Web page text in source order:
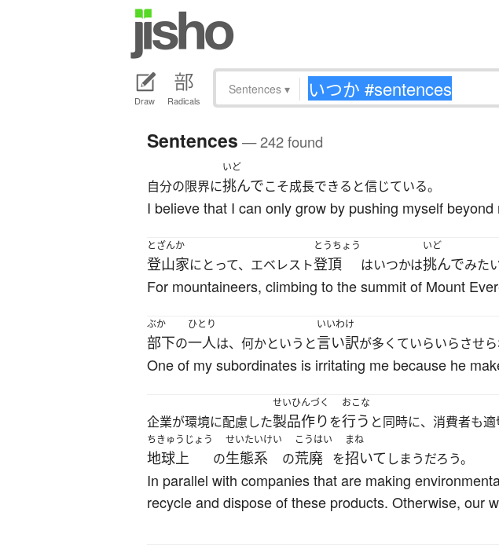
Draw Radicals
Sentences ▾
Sentences — 242 found
自分の限界に
いど
挑んでこそ成長できると信じている。
I believe that I can only grow by pushing myself beyond
とざんか
登山家にとって、エベレスト
とうちょう
登頂 はいつかは
いど
挑んでみた
For mountaineers, climbing to the summit of Mount
ぶか
部下の
ひとり
一人は、何かというと
いいわけ
言い訳が多くていらいらさせら
One of my subordinates is irritating me because he
企業が環境に配慮した
せいひんづく
製品作りを
おこな
行う と同時に、消費者も
ちきゅうじょう
地球上 の
せいたいけい
生態系 の
こうはい
荒廃 を
まね
招いて しまうだろう。
In parallel with companies that are making
recycle and dispose of these products. Otherwise, our